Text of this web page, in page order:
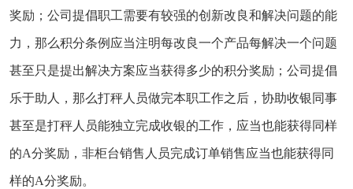
奖励；公司提倡职工需要有较强的创新改良和解决问题的能
力，那么积分条例应当注明每改良一个产品每解决一个问题
甚至只是提出解决方案应当获得多少的积分奖励；公司提倡
乐于助人，那么打秤人员做完本职工作之后，协助收银同事
甚至是打秤人员能独立完成收银的工作，应当也能获得同样
的A分奖励，非柜台销售人员完成订单销售应当也能获得同
样的A分奖励。